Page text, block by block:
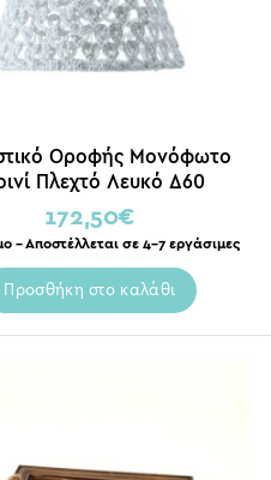
Οροφής Μονόφωτο
Πλεχτό Λευκό Δ60
172,50€
– Αποστέλλεται σε 4-7 εργάσιμες
Προσθήκη στο καλάθι